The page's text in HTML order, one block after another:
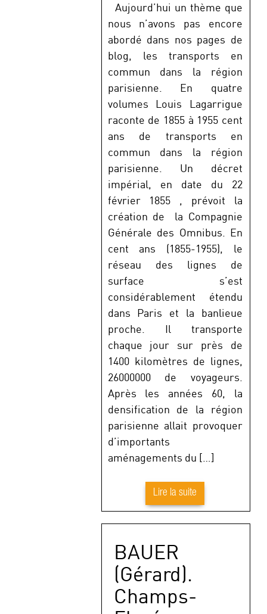
Aujourd’hui un thème que
nous n’avons pas encore
abordé dans nos pages de
blog, les transports en
commun dans la région
parisienne. En quatre
volumes Louis Lagarrigue
raconte de 1855 à 1955 cent
ans de transports en
commun dans la région
parisienne. Un décret
impérial, en date du 22
février 1855 , prévoit la
création de la Compagnie
Générale des Omnibus. En
cent ans (1855-1955), le
réseau des lignes de
surface s’est
considérablement étendu
dans Paris et la banlieue
proche. Il transporte
chaque jour sur près de
1400 kilomètres de lignes,
26000000 de voyageurs.
Après les années 60, la
densification de la région
parisienne allait provoquer
d’importants
aménagements du […]
Lire la suite
BAUER
(Gérard).
Champs-